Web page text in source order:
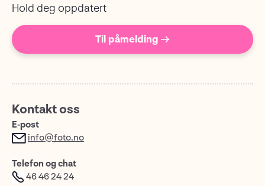
Hold deg oppdatert
Til påmelding →
Kontakt oss
E-post
info@foto.no
Telefon og chat
46 46 24 24